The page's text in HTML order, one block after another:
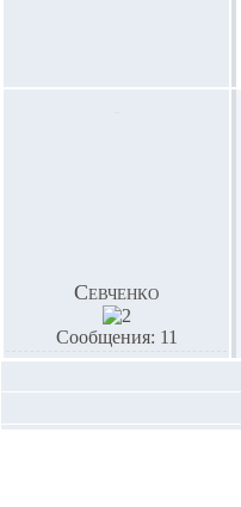
Севченко
Сообщения: 11